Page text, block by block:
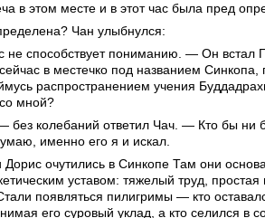
в этом месте и в этот час была пред
Чан улыбнулся:
не способствует пониманию. — Он встал
в местечко под названием Синкопа,
распространением учения
мной?
колебаний ответил Чач. — Кто бы ни
именно его я и искал.
очутились в Синкопе Там они
уставом: тяжелый труд,
появляться пилигримы — кто
его суровый уклад, а кто селился в